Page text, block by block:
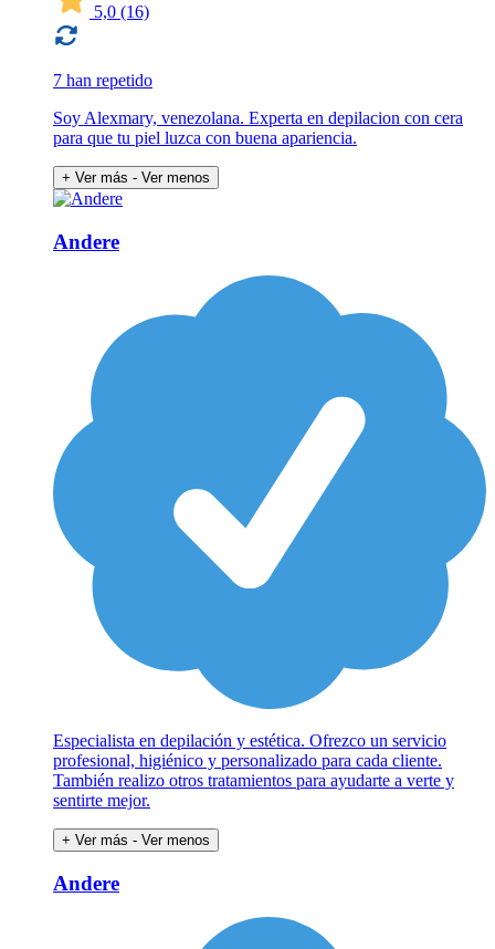
5,0 (16)
7 han repetido
Soy Alexmary, venezolana. Experta en depilacion con cera
para que tu piel luzca con buena apariencia.
+ Ver más - Ver menos
Andere
Especialista en depilación y estética. Ofrezco un servicio
profesional, higiénico y personalizado para cada cliente.
También realizo otros tratamientos para ayudarte a verte y
sentirte mejor.
+ Ver más - Ver menos
Andere